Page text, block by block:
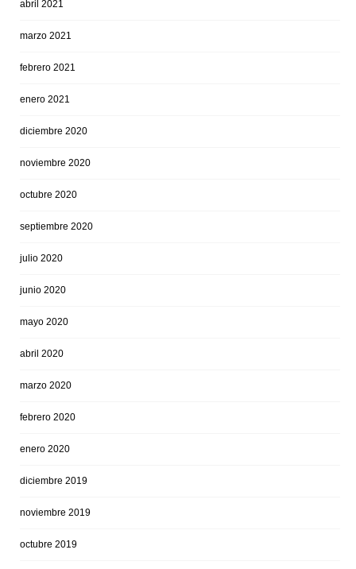
abril 2021
marzo 2021
febrero 2021
enero 2021
diciembre 2020
noviembre 2020
octubre 2020
septiembre 2020
julio 2020
junio 2020
mayo 2020
abril 2020
marzo 2020
febrero 2020
enero 2020
diciembre 2019
noviembre 2019
octubre 2019